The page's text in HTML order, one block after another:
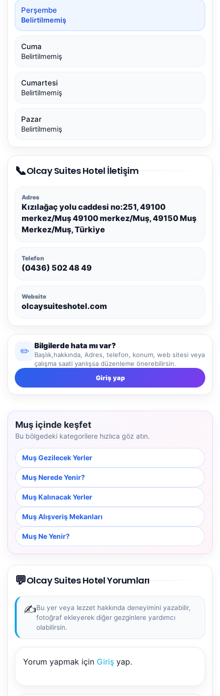
Perşembe
Belirtilmemiş
Cuma
Belirtilmemiş
Cumartesi
Belirtilmemiş
Pazar
Belirtilmemiş
📞Olcay Suites Hotel İletişim
Adres
Kızılağaç yolu caddesi no:251, 49100
merkez/Muş 49100 merkez/Muş, 49150 Muş
Merkez/Muş, Türkiye
Telefon
(0436) 502 48 49
Website
olcaysuiteshotel.com
✏️
Bilgilerde hata mı var?
Başlık,hakkında, Adres, telefon, konum, web sitesi veya
çalışma saati yanlışsa düzenleme önerebilirsin.
Giriş yap
Muş içinde keşfet
Bu bölgedeki kategorilere hızlıca göz atın.
Muş Gezilecek Yerler
Muş Nerede Yenir?
Muş Kalınacak Yerler
Muş Alışveriş Mekanları
Muş Ne Yenir?
💬Olcay Suites Hotel Yorumları
✍️Bu yer veya lezzet hakkında deneyimini yazabilir,
fotoğraf ekleyerek diğer gezginlere yardımcı
olabilirsin.
Yorum yapmak için Giriş yap.
NBY Akıllı Asistan
AI kullanmadan, sitedeki gerçek yerlerle akıllı rota
önerir.
Şehir / ilçe
🏛️ Tarihi 🌿 Doğa 👨‍👩‍👧 Aile/Çocuk